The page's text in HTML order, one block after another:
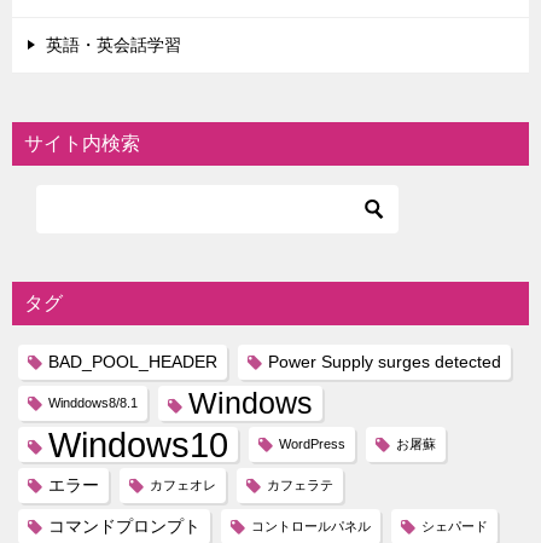
英語・英会話学習
サイト内検索
タグ
BAD_POOL_HEADER Power Supply surges detected
Winddows8/8.1 Windows
Windows10 WordPress お屠蘇
エラー カフェオレ カフェラテ
コマンドプロンプト コントロールパネル シェパード